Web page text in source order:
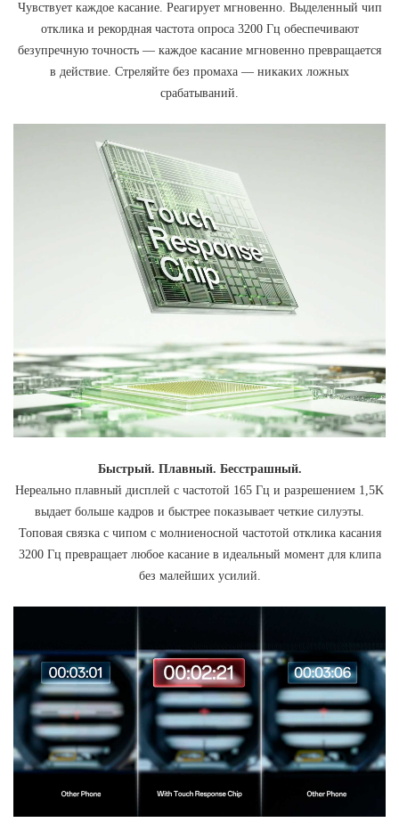
Чувствует каждое касание. Реагирует мгновенно. Выделенный чип
отклика и рекордная частота опроса 3200 Гц обеспечивают
безупречную точность — каждое касание мгновенно превращается
в действие. Стреляйте без промаха — никаких ложных
срабатываний.
Быстрый. Плавный. Бесстрашный.
Нереально плавный дисплей с частотой 165 Гц и разрешением 1,5K
выдает больше кадров и быстрее показывает четкие силуэты.
Топовая связка с чипом с молниеносной частотой отклика касания
3200 Гц превращает любое касание в идеальный момент для клипа
без малейших усилий.